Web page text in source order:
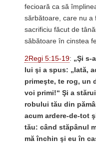
fecioară ca să
sărbătoare, care nu a
sacrificiu făcut de
săbătoare în cinstea
2Regi 5:15-19: „Şi s-
lui şi a spus: „Iată,
primeşte, te rog, un
voi primi!“ Şi a
robului tău din
acum ardere-de-tot
tău: când stăpânul
mă închin şi eu în